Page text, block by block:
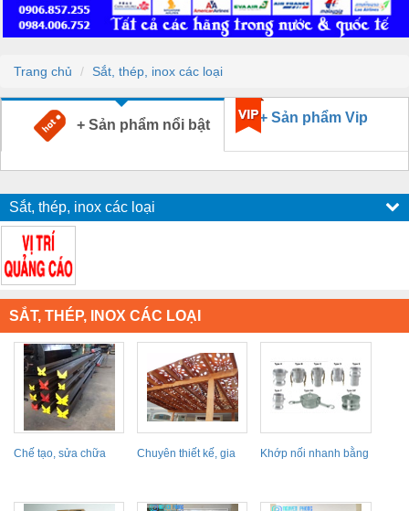
Trang chủ Sắt, thép, inox các loại
+ Sản phẩm nổi bật + Sản phẩm Vip
Sắt, thép, inox các loại
SẮT, THÉP, INOX CÁC LOẠI
Chế tạo, sửa chữa
Chuyên thiết kế, gia
Khớp nối nhanh bằng